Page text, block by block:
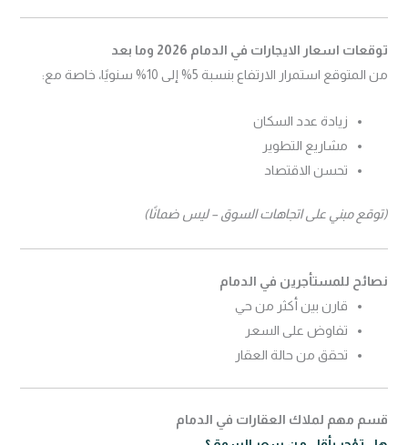
توقعات اسعار الايجارات في الدمام 2026 وما بعد
من المتوقع استمرار الارتفاع بنسبة 5% إلى 10% سنويًا، خاصة مع:
زيادة عدد السكان
مشاريع التطوير
تحسن الاقتصاد
(توقع مبني على اتجاهات السوق – ليس ضمانًا)
نصائح للمستأجرين في الدمام
قارن بين أكثر من حي
تفاوض على السعر
تحقق من حالة العقار
قسم مهم لملاك العقارات في الدمام